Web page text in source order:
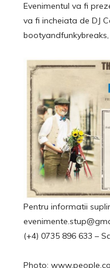
Evenimentul va fi
va fi incheiata de DJ
Pentru informatii
(+4) 0735 896 633 –
Photo: